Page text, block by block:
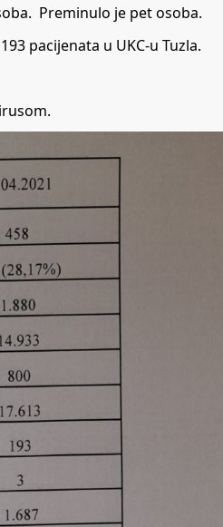
Preminulo je pet osoba.
pacijenata u UKC-u Tuzla.